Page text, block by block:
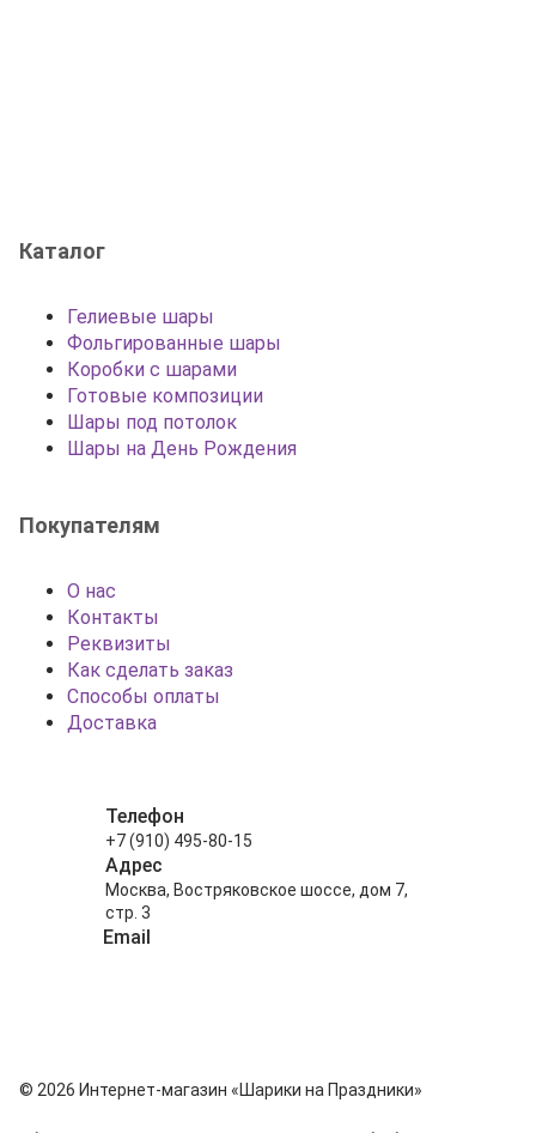
Каталог
Гелиевые шары
Фольгированные шары
Коробки с шарами
Готовые композиции
Шары под потолок
Шары на День Рождения
Покупателям
О нас
Контакты
Реквизиты
Как сделать заказ
Способы оплаты
Доставка
Телефон
+7 (910) 495-80-15
Адрес
Москва, Востряковское шоссе, дом 7,
стр. 3
Email
© 2026 Интернет-магазин «Шарики на Праздники»